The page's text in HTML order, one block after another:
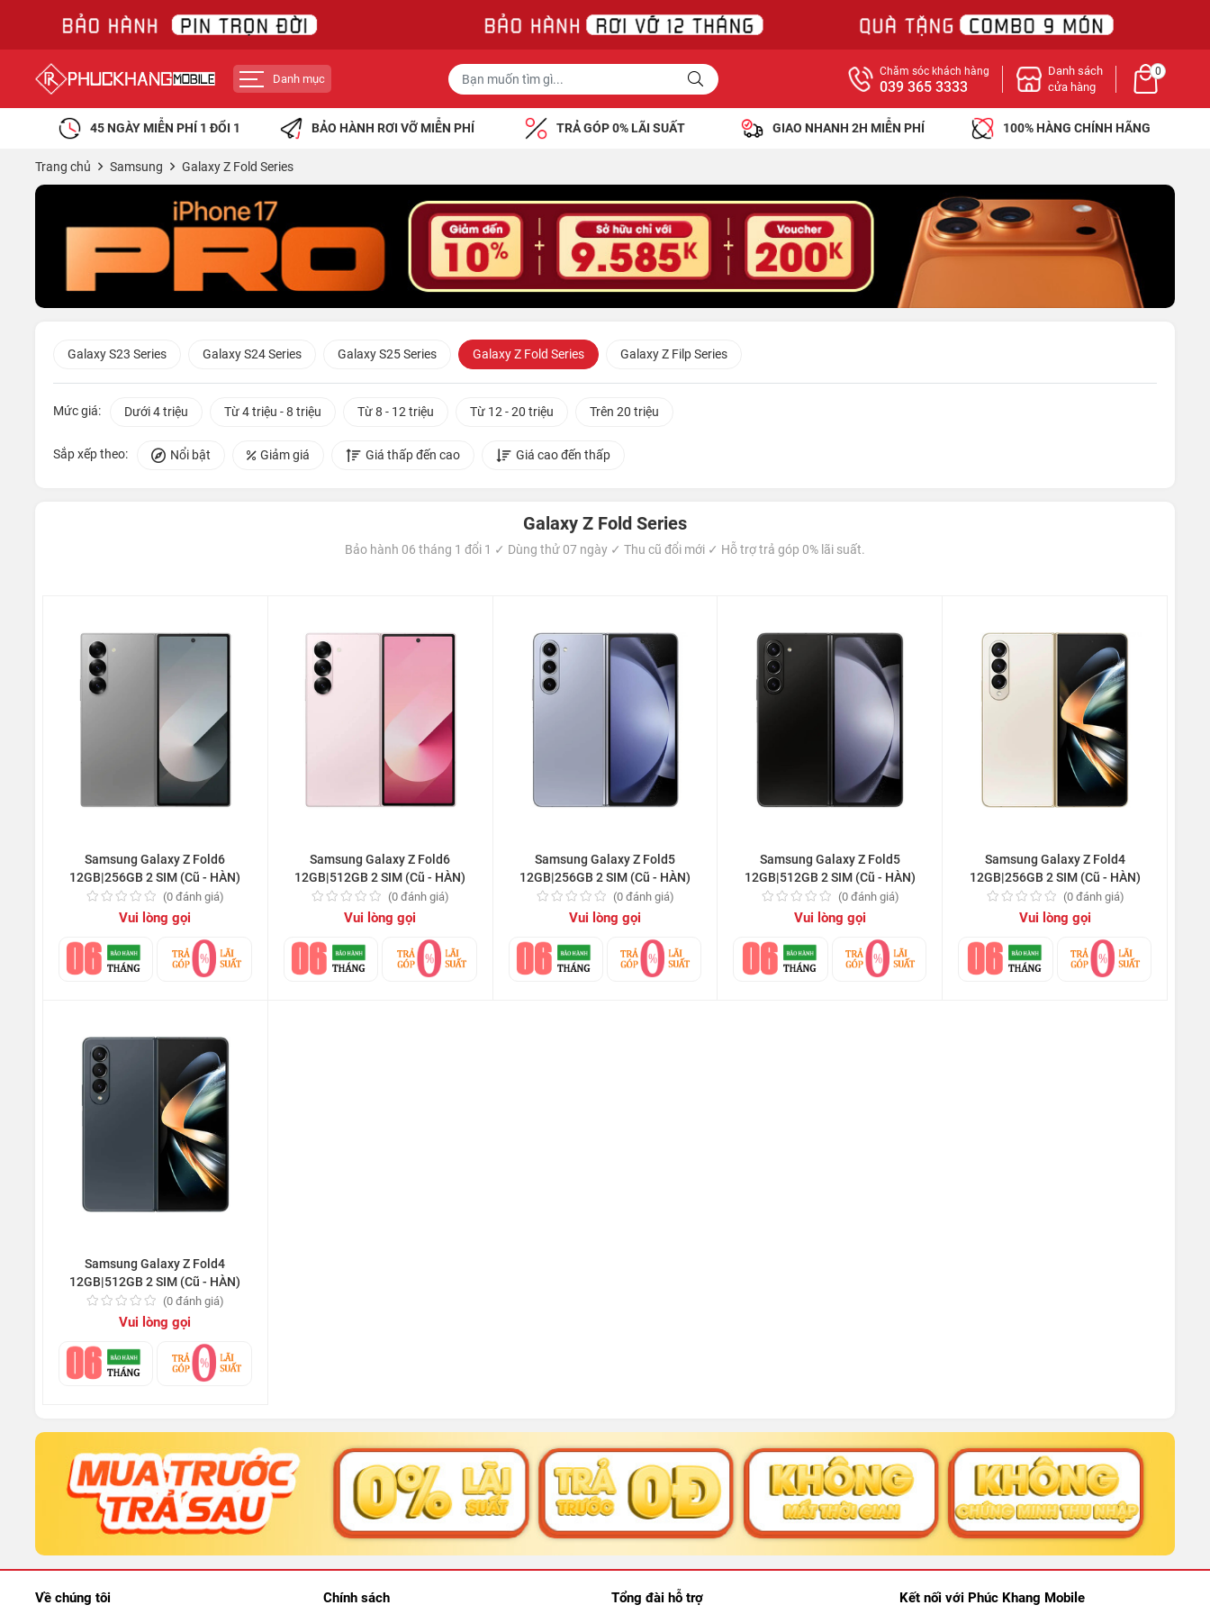
Danh mục
Chăm sóc khách hàng
039 365 3333
Danh sách
cửa hàng
0
45 NGÀY MIỄN PHÍ 1 ĐỔI 1 BẢO HÀNH RƠI VỠ MIỄN PHÍ TRẢ GÓP 0% LÃI SUẤT GIAO NHANH 2H MIỄN PHÍ 100% HÀNG CHÍNH HÃNG
Trang chủ Samsung Galaxy Z Fold Series
Galaxy S23 Series Galaxy S24 Series Galaxy S25 Series Galaxy Z Fold Series Galaxy Z Filp Series
Mức giá: Dưới 4 triệu Từ 4 triệu - 8 triệu Từ 8 - 12 triệu Từ 12 - 20 triệu Trên 20 triệu
Sắp xếp theo: Nổi bật Giảm giá Giá thấp đến cao Giá cao đến thấp
Galaxy Z Fold Series
Bảo hành 06 tháng 1 đổi 1 ✓ Dùng thử 07 ngày ✓ Thu cũ đổi mới ✓ Hỗ trợ trả góp 0% lãi suất.
Samsung Galaxy Z Fold6
12GB|256GB 2 SIM (Cũ - HÀN)
(0 đánh giá)
Vui lòng gọi
Samsung Galaxy Z Fold6
12GB|512GB 2 SIM (Cũ - HÀN)
(0 đánh giá)
Vui lòng gọi
Samsung Galaxy Z Fold5
12GB|256GB 2 SIM (Cũ - HÀN)
(0 đánh giá)
Vui lòng gọi
Samsung Galaxy Z Fold5
12GB|512GB 2 SIM (Cũ - HÀN)
(0 đánh giá)
Vui lòng gọi
Samsung Galaxy Z Fold4
12GB|256GB 2 SIM (Cũ - HÀN)
(0 đánh giá)
Vui lòng gọi
Samsung Galaxy Z Fold4
12GB|512GB 2 SIM (Cũ - HÀN)
(0 đánh giá)
Vui lòng gọi
Về chúng tôi Chính sách Tổng đài hỗ trợ Kết nối với Phúc Khang Mobile